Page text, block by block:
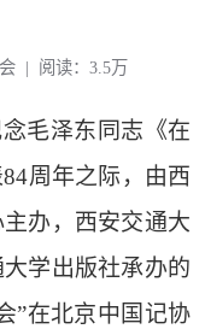
| 阅读：3.5万
毛泽东同志《在
周年之际，由西
办，西安交通大
学出版社承办的
”在北京中国记协